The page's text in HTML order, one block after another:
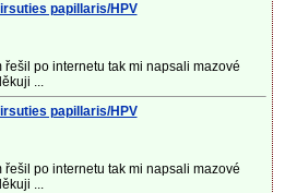
papillaris/HPV
řešil po internetu tak mi napsali mazové
...
papillaris/HPV
řešil po internetu tak mi napsali mazové
...